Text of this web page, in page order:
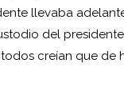
llevaba
del
creían que